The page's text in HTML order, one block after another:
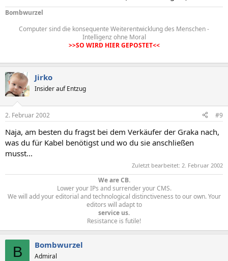
Bombwurzel
Computer sind die konsequente Weiterentwicklung des Menschen -
Intelligenz ohne Moral
>>SO WIRD HIER GEPOSTET<<
Jirko
Insider auf Entzug
2. Februar 2002 #9
Naja, am besten du fragst bei dem Verkäufer der Graka nach,
was du für Kabel benötigst und wo du sie anschließen
musst...
Zuletzt bearbeitet: 2. Februar 2002
We are CB.
Lower your IPs and surrender your CMS.
We will add your editorial and technological distinctiveness to our own. Your
editors will adapt to
service us.
Resistance is futile!​
B Bombwurzel
Admiral